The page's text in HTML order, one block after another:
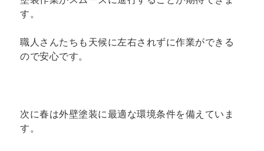
す。
職人さんたちも天候に左右されずに作業ができる
ので安心です。
次に春は外壁塗装に最適な環境条件を備えていま
す。